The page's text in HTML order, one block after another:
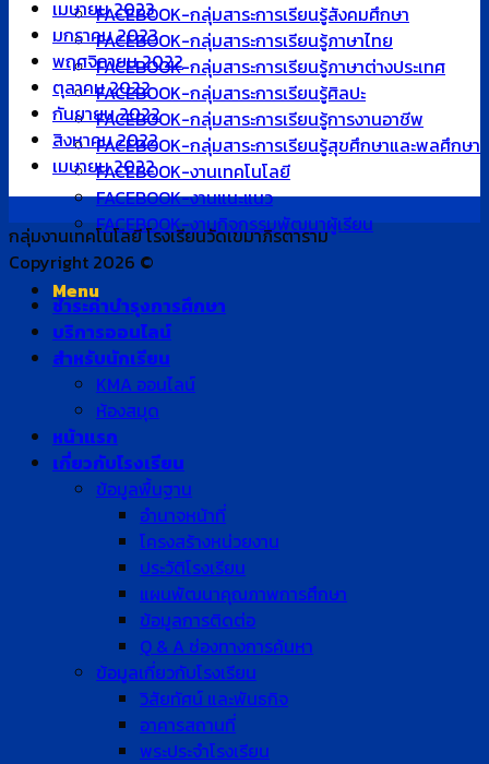
FACEBOOK-กลุ่มสาระการเรียนรู้สังคมศึกษา
FACEBOOK-กลุ่มสาระการเรียนรู้ภาษาไทย
FACEBOOK-กลุ่มสาระการเรียนรู้ภาษาต่างประเทศ
FACEBOOK-กลุ่มสาระการเรียนรู้ศิลปะ
FACEBOOK-กลุ่มสาระการเรียนรู้การงานอาชีพ
FACEBOOK-กลุ่มสาระการเรียนรู้สุขศึกษาและพลศึกษา
FACEBOOK-งานเทคโนโลยี
FACEBOOK-งานแนะแนว
FACEBOOK-งานกิจกรรมพัฒนาผู้เรียน
Menu
เมษายน 2023
มกราคม 2023
พฤศจิกายน 2022
ตุลาคม 2022
กันยายน 2022
สิงหาคม 2022
เมษายน 2022
กลุ่มงานเทคโนโลยี โรงเรียนวัดเขมาภิรตาราม
Copyright 2026 ©
ชำระค่าบำรุงการศึกษา
บริการออนไลน์
สำหรับนักเรียน
KMA ออนไลน์
ห้องสมุด
หน้าแรก
เกี่ยวกับโรงเรียน
ข้อมูลพื้นฐาน
อำนาจหน้าที่
โครงสร้างหน่วยงาน
ประวัติโรงเรียน
แผนพัฒนาคุณภาพการศึกษา
ข้อมูลการติดต่อ
Q & A ช่องทางการค้นหา
ข้อมูลเกี่ยวกับโรงเรียน
วิสัยทัศน์ และพันธกิจ
อาคารสถานที่
พระประจำโรงเรียน